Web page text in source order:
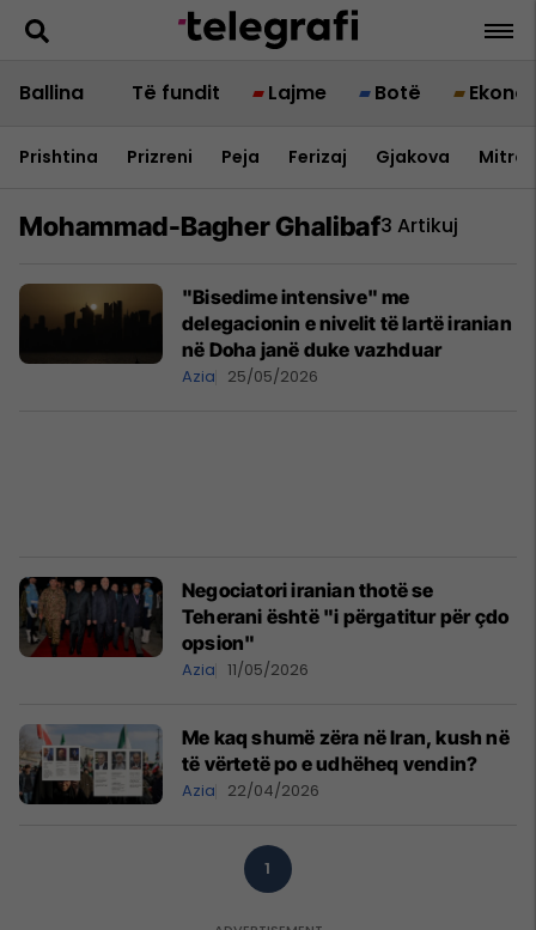
Ballina Të fundit Lajme Botë
Prishtina Prizreni Peja Ferizaj Gjakova
Mohammad-Bagher Ghalibaf3 Artikuj
"Bisedime intensive" me
delegacionin e nivelit të lartë iranian
në Doha janë duke vazhduar
Azia 25/05/2026
Negociatori iranian thotë se
Teherani është "i përgatitur për çdo
opsion"
Azia 11/05/2026
Me kaq shumë zëra në Iran, kush në
të vërtetë po e udhëheq vendin?
Azia 22/04/2026
1